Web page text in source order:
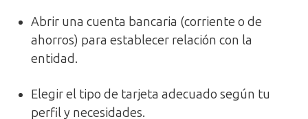
Abrir una cuenta bancaria (corriente o de
ahorros) para establecer relación con la
entidad.
Elegir el tipo de tarjeta adecuado según tu
perfil y necesidades.